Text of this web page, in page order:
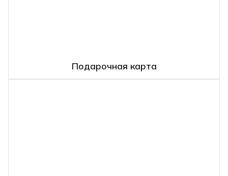
Подарочная карта